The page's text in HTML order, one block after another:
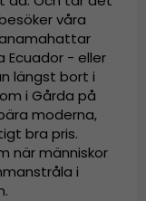
våra
Ecuador - eller
längst bort i
i Gårda på
moderna,
bra pris.
när människor
i